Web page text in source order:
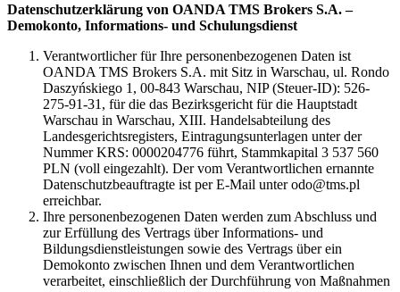
Datenschutzerklärung von OANDA TMS Brokers S.A. –
Demokonto, Informations- und Schulungsdienst
Verantwortlicher für Ihre personenbezogenen Daten ist
OANDA TMS Brokers S.A. mit Sitz in Warschau, ul. Rondo
Daszyńskiego 1, 00-843 Warschau, NIP (Steuer-ID): 526-
275-91-31, für die das Bezirksgericht für die Hauptstadt
Warschau in Warschau, XIII. Handelsabteilung des
Landesgerichtsregisters, Eintragungsunterlagen unter der
Nummer KRS: 0000204776 führt, Stammkapital 3 537 560
PLN (voll eingezahlt). Der vom Verantwortlichen ernannte
Datenschutzbeauftragte ist per E-Mail unter odo@tms.pl
erreichbar.
Ihre personenbezogenen Daten werden zum Abschluss und
zur Erfüllung des Vertrags über Informations- und
Bildungsdienstleistungen sowie des Vertrags über ein
Demokonto zwischen Ihnen und dem Verantwortlichen
verarbeitet, einschließlich der Durchführung von Maßnahmen